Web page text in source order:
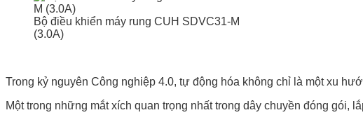
Bộ điều khiển máy rung CUH SDVC31-M
(3.0A)
Trong kỷ nguyên Công nghiệp 4.0, tự động hóa không chỉ là một xu
Một trong những mắt xích quan trọng nhất trong dây chuyền đóng gói,